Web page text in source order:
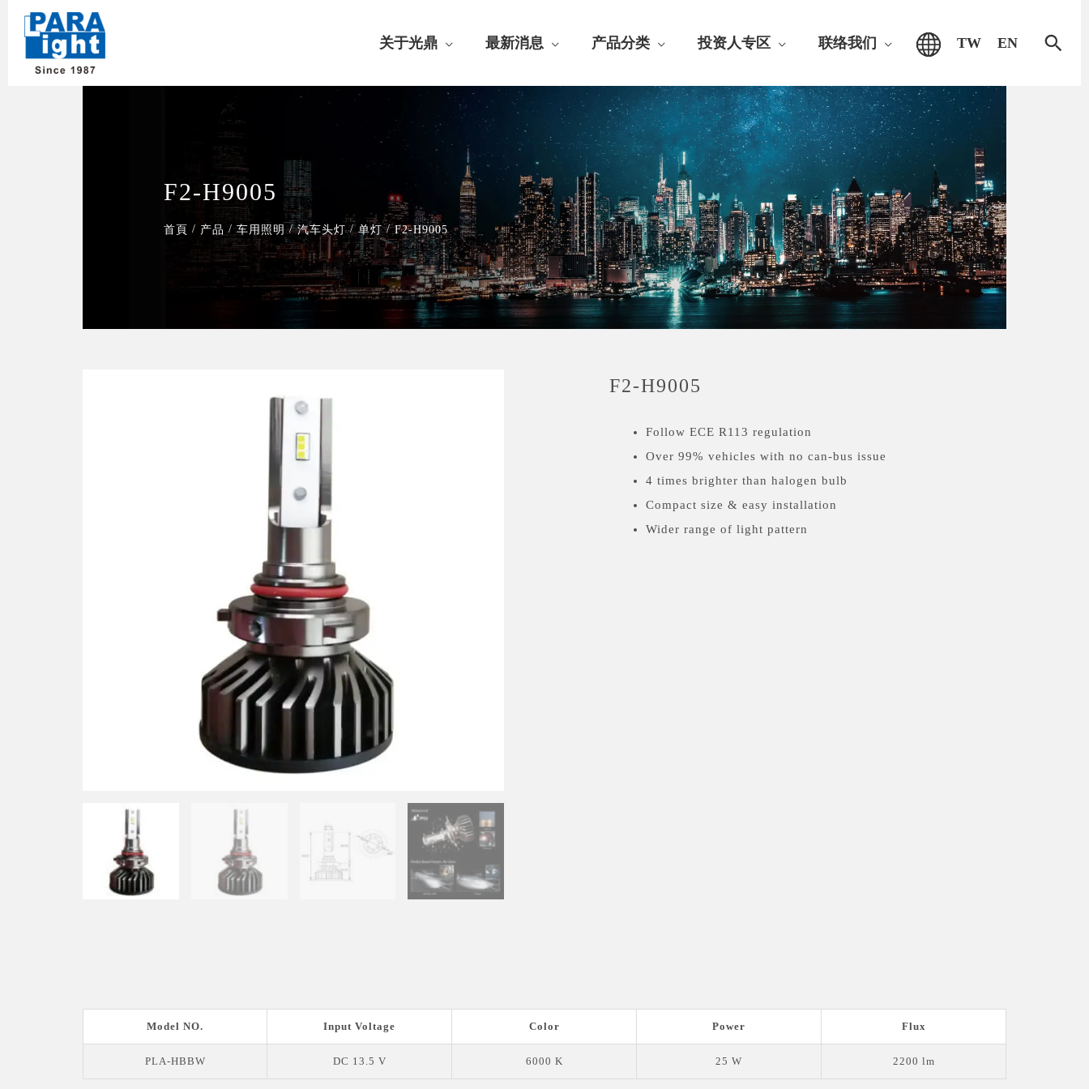
关于光鼎 最新消息 产品分类 投资人专区 联络我们 TW EN
搜
F2-H9005
首頁 / 产品 / 车用照明 / 汽车头灯 / 单灯 / F2-H9005
F2-H9005
Follow ECE R113 regulation
Over 99% vehicles with no can-bus issue
4 times brighter than halogen bulb
Compact size & easy installation
Wider range of light pattern
Model NO. Input Voltage Color Power Flux
PLA-HBBW DC 13.5 V 6000 K 25 W 2200 lm